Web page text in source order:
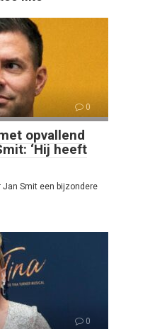
0
opvallend
‘Hij heeft
Jan Smit een bijzondere
0